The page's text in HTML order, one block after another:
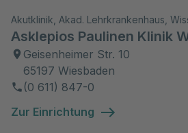
Akutklinik, Akad. Lehrkrankenhaus,
Asklepios Paulinen Klinik
Geisenheimer Str. 10
65197 Wiesbaden
(0 611) 847-0
Zur Einrichtung